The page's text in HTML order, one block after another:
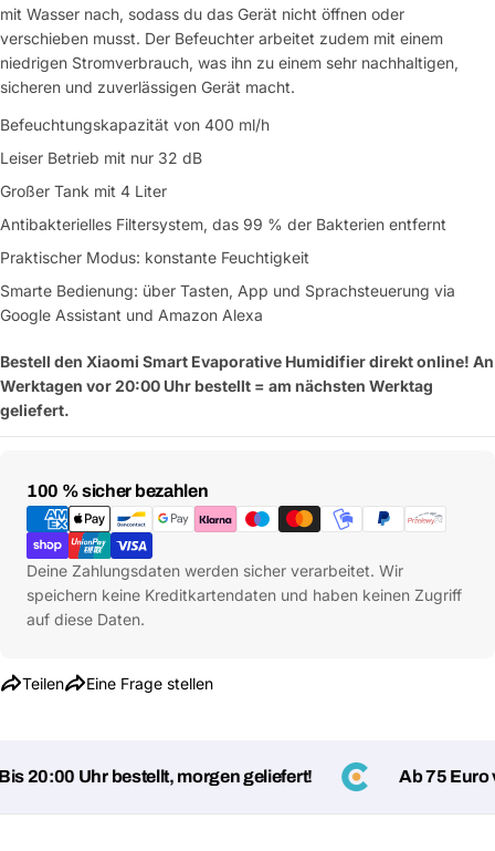
mit Wasser nach, sodass du das Gerät nicht öffnen oder
verschieben musst. Der Befeuchter arbeitet zudem mit einem
niedrigen Stromverbrauch, was ihn zu einem sehr nachhaltigen,
sicheren und zuverlässigen Gerät macht.
Befeuchtungskapazität von 400 ml/h
Leiser Betrieb mit nur 32 dB
Großer Tank mit 4 Liter
Antibakterielles Filtersystem, das 99 % der Bakterien entfernt
Praktischer Modus: konstante Feuchtigkeit
Smarte Bedienung: über Tasten, App und Sprachsteuerung via
Google Assistant und Amazon Alexa
Bestell den Xiaomi Smart Evaporative Humidifier direkt online! An
Werktagen vor 20:00 Uhr bestellt = am nächsten Werktag
geliefert.
100 % sicher bezahlen
Zahlungsmethoden
Deine Zahlungsdaten werden sicher verarbeitet. Wir
speichern keine Kreditkartendaten und haben keinen Zugriff
auf diese Daten.
Teilen Eine Frage stellen
Eine Frage stellen
Dein
20:00 Uhr bestellt, morgen geliefert! Ab 75 Euro